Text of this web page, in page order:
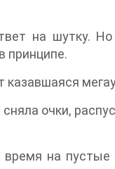
на шутку.
принципе.
очки,
время на